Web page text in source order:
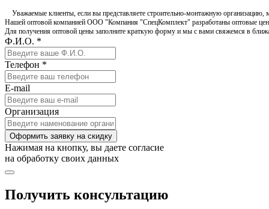
Уважаемые клиенты, если вы представляете строительно-монтажную организацию,
Нашей оптовой компанией ООО "Компания "СпецКомплект" разработаны оптовые
Для получения оптовой цены заполните краткую форму и мы с вами свяжемся в
Ф.И.О. *
Телефон *
E-mail
Организация
Оформить заявку на скидку
Нажимая на кнопку, вы даете согласие
на обработку своих данных
Получить консультацию